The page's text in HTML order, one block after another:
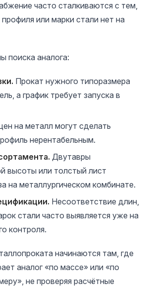
часто сталкиваются с тем,
или марки стали нет на
поиска аналога:
Прокат нужного типоразмера
а график требует запуска в
на металл могут сделать
нерентабельным.
Двутавры
высоты или толстый лист
на металлургическом комбинате.
Несоответствие длин,
стали часто выявляется уже на
контроля.
начинаются там, где
аналог «по массе» или «по
не проверяя расчётные